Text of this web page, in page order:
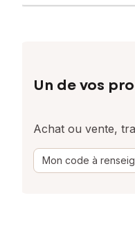
Un de vos
Achat ou vente,
Mon code à